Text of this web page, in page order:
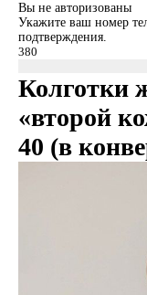
Вы не авторизованы
Укажите ваш номер
подтверждения.
Колготки
«второй
40 (в